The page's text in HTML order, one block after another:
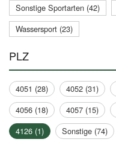
Sonstige Sportarten (42)
Wassersport (23)
PLZ
4051 (28) 4052 (31)
4056 (18)
4057 (15)
4126 (1)
Sonstige (74)